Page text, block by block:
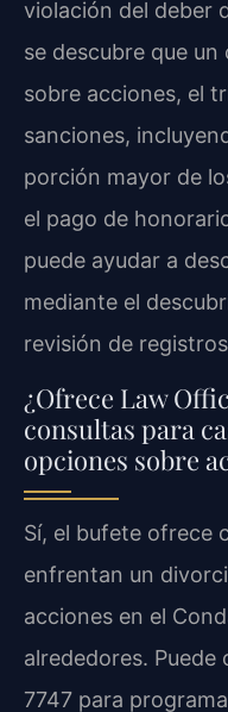
violación del deber
se descubre que
sobre acciones, el
sanciones,
porción mayor de
el pago de
puede ayudar a
mediante el
revisión de
¿Ofrece Law
consultas para
opciones sobre
Sí, el bufete ofrece
enfrentan un
acciones en el
alrededores.
7747 para